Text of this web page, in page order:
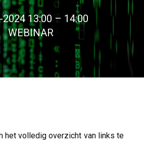
13:00 – 14:00
WEBINAR
het volledig overzicht van links te